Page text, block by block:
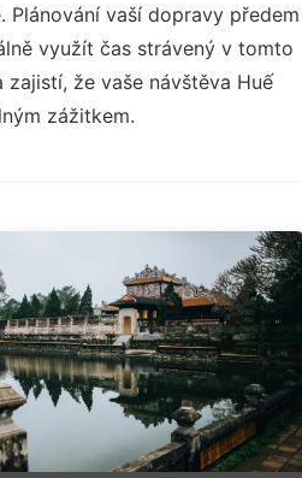
Plánování vaší dopravy předem
využít čas strávený v tomto
že vaše návštěva Huế
zážitkem.